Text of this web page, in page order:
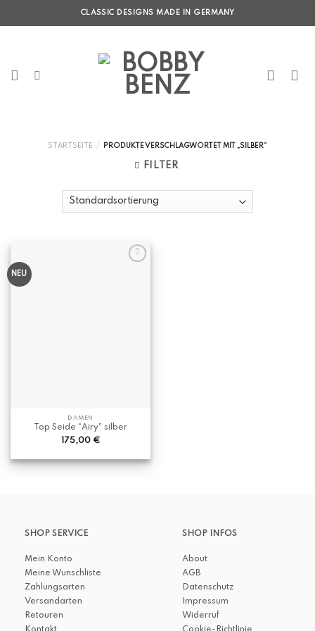
CLASSIC DESIGNS MADE IN GERMANY
STARTSEITE / PRODUKTE VERSCHLAGWORTET MIT „SILBER“
FILTER
NEU
DAMEN
Top Seide “Airy” silber
175,00 €
SHOP SERVICE
Mein Konto
Meine Wunschliste
Zahlungsarten
Versandarten
Retouren
SHOP INFOS
About
AGB
Datenschutz
Impressum
Widerruf